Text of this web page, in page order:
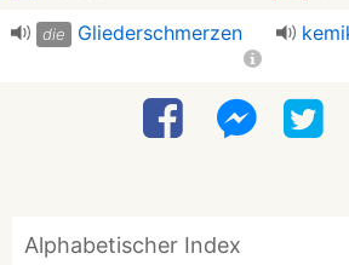
die Gliederschmerzen
Alphabetischer Index